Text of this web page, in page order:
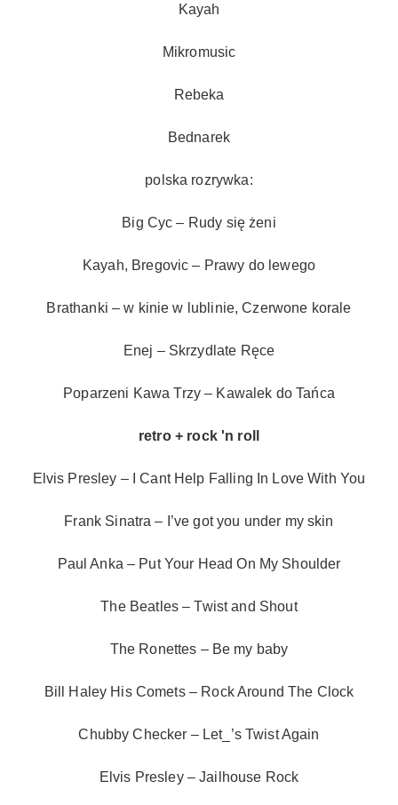
Kayah
Mikromusic
Rebeka
Bednarek
polska rozrywka:
Big Cyc – Rudy się żeni
Kayah, Bregovic – Prawy do lewego
Brathanki – w kinie w lublinie, Czerwone korale
Enej – Skrzydlate Ręce
Poparzeni Kawa Trzy – Kawalek do Tańca
retro + rock 'n roll
Elvis Presley – I Cant Help Falling In Love With You
Frank Sinatra – I’ve got you under my skin
Paul Anka – Put Your Head On My Shoulder
The Beatles – Twist and Shout
The Ronettes – Be my baby
Bill Haley His Comets – Rock Around The Clock
Chubby Checker – Let_’s Twist Again
Elvis Presley – Jailhouse Rock